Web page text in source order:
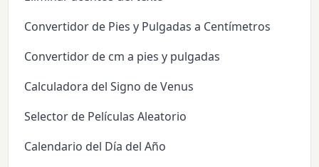
Convertidor de Pies y Pulgadas a Centímetros
Convertidor de cm a pies y pulgadas
Calculadora del Signo de Venus
Selector de Películas Aleatorio
Calendario del Día del Año